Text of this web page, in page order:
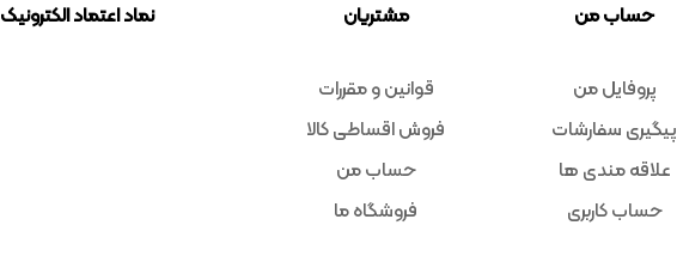
حساب من
پروفایل من
پیگیری سفارشات
علاقه مندی ها
حساب کاربری
مشتریان
قوانین و مقررات
فروش اقساطی کالا
حساب من
فروشگاه ما
نماد اعتماد الکترونیک